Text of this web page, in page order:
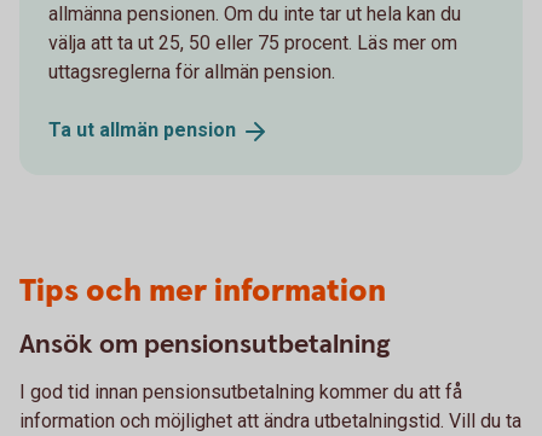
allmänna pensionen. Om du inte tar ut hela kan du
välja att ta ut 25, 50 eller 75 procent. Läs mer om
uttagsreglerna för allmän pension.
Ta ut allmän pension
Tips och mer information
Ansök om pensionsutbetalning
I god tid innan pensionsutbetalning kommer du att få
information och möjlighet att ändra utbetalningstid. Vill du ta